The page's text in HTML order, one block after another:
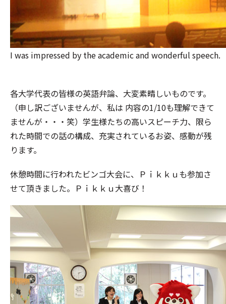
I was impressed by the academic and wonderful speech.
各大学代表の皆様の英語弁論、大変素晴しいものです。
（申し訳ございませんが、私は 内容の1/10も理解できて
ませんが・・・笑）学生様たちの高いスピーチ力、限ら
れた時間での話の構成、充実されているお姿、感動が残
ります。
休憩時間に行われたビンゴ大会に、Ｐｉｋｋｕも参加さ
せて頂きました。Ｐｉｋｋｕ大喜び！